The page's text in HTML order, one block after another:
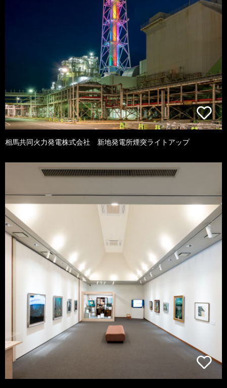
相馬共同火力発電株式会社 新地発電所煙突ライトアップ